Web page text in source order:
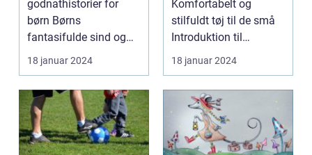
godnathistorier for
børn Børns
fantasifulde sind og
nysgerrighed kan
bringe dem ti...
18 januar 2024
Komfortabelt og
stilfuldt tøj til de små
Introduktion til
18 januar 2024